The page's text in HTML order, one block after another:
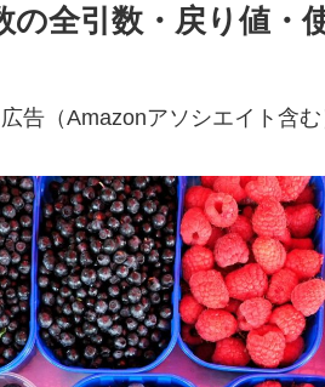
全引数・戻り値・
告（Amazonアソシエイト含む